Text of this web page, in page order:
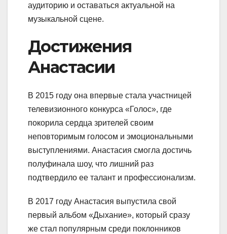
аудиторию и оставаться актуальной на
музыкальной сцене.
Достижения
Анастасии
В 2015 году она впервые стала участницей
телевизионного конкурса «Голос», где
покорила сердца зрителей своим
неповторимым голосом и эмоциональными
выступлениями. Анастасия смогла достичь
полуфинала шоу, что лишний раз
подтвердило ее талант и профессионализм.
В 2017 году Анастасия выпустила свой
первый альбом «Дыхание», который сразу
же стал популярным среди поклонников